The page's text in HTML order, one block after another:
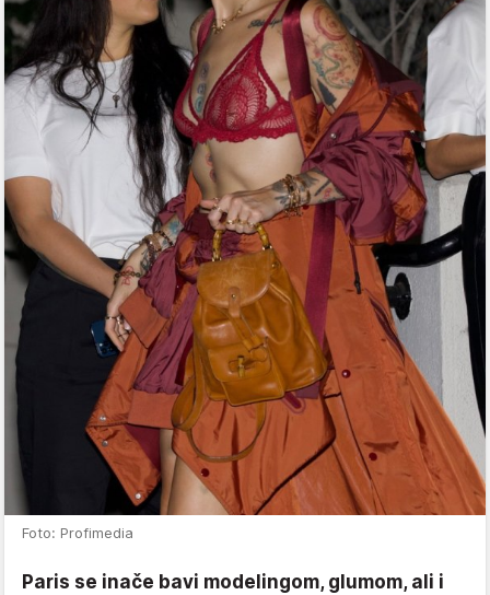
Foto: Profimedia
Paris se inače bavi modelingom, glumom, ali i